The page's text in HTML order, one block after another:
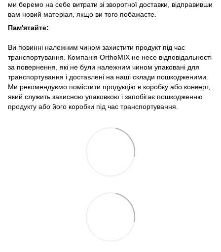
ми беремо на себе витрати зі зворотної доставки, відправивши
вам новий матеріал, якщо ви того побажаєте.
Пам'ятайте:
Ви повинні належним чином захистити продукт під час
транспортування. Компанія OrthoMIX не несе відповідальності
за повернення, які не були належним чином упаковані для
транспортування і доставлені на наші склади пошкодженими.
Ми рекомендуємо помістити продукцію в коробку або конверт,
який служить захисною упаковкою і запобігає пошкодженню
продукту або його коробки під час транспортування.